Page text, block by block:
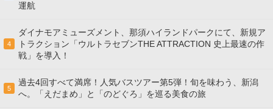
運航
4
ダイナモアミューズメント、那須ハイランドパークにて、新規ア
トラクション「ウルトラセブンTHE ATTRACTION 史上最速の作
戦」を導入！
5
過去4回すべて満席！人気バスツアー第5弾！旬を味わう、新潟
へ。「えだまめ」と「のどぐろ」を巡る美食の旅